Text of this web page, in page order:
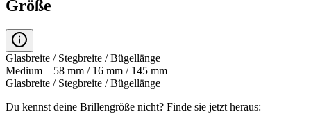
Größe
Glasbreite / Stegbreite / Bügellänge
Medium – 58 mm / 16 mm / 145 mm
Glasbreite / Stegbreite / Bügellänge
Du kennst deine Brillengröße nicht? Finde sie jetzt heraus: